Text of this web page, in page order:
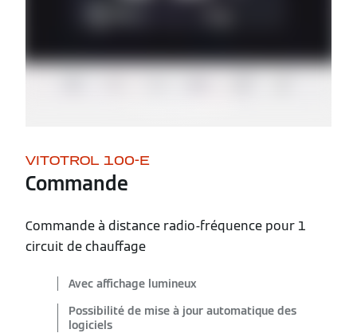
VITOTROL 100-E
Commande
Commande à distance radio-fréquence pour 1
circuit de chauffage
Avec affichage lumineux
Possibilité de mise à jour automatique des
logiciels